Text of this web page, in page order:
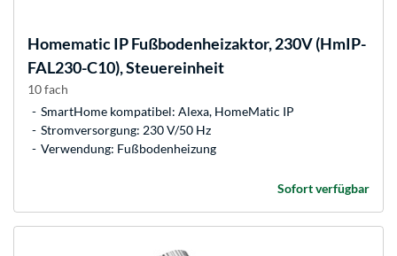
Homematic IPFußbodenheizaktor, 230V (HmIP-
FAL230-C10), Steuereinheit
10 fach
SmartHome kompatibel: Alexa, HomeMatic IP
Stromversorgung: 230 V/50 Hz
Verwendung: Fußbodenheizung
Sofort verfügbar